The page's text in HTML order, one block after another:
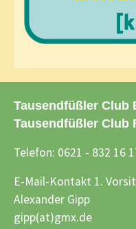
Tausendfüßler Club
Tausendfüßler Club
Telefon: 0621 - 832 16
E-Mail-Kontakt 1.
Alexander Gipp
gipp(at)gmx.de